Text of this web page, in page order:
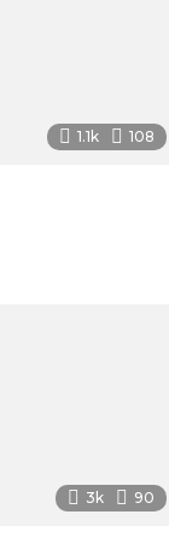
1.1k 108
3k 90